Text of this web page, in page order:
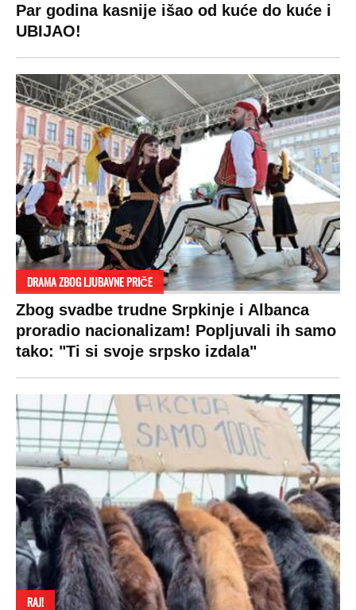
Par godina kasnije išao od kuće do kuće i
UBIJAO!
DRAMA ZBOG LJUBAVNE PRIČE
Zbog svadbe trudne Srpkinje i Albanca
proradio nacionalizam! Popljuvali ih samo
tako: "Ti si svoje srpsko izdala"
RAJ!